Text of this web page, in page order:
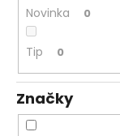
Novinka 0
Tip 0
Značky
u
m
e